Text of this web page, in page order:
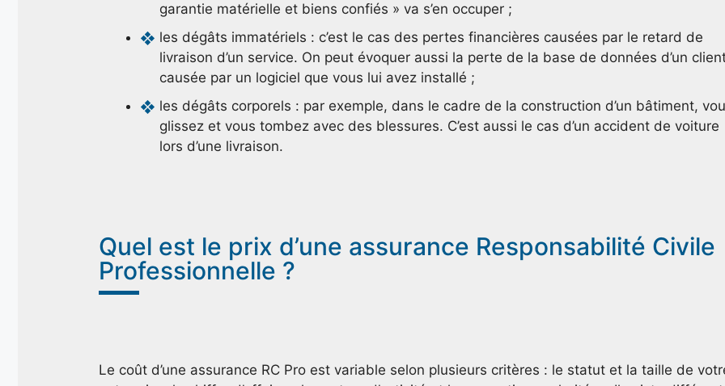
garantie matérielle et biens confiés » va s’en occuper ;
les dégâts immatériels : c’est le cas des pertes financières causées par le retard de
livraison d’un service. On peut évoquer aussi la perte de la base de données d’un
causée par un logiciel que vous lui avez installé ;
les dégâts corporels : par exemple, dans le cadre de la construction d’un bâtiment,
glissez et vous tombez avec des blessures. C’est aussi le cas d’un accident de voiture
lors d’une livraison.
Quel est le prix d’une assurance Responsabilité Civile
Professionnelle ?
Le coût d’une assurance RC Pro est variable selon plusieurs critères : le statut et la taille de